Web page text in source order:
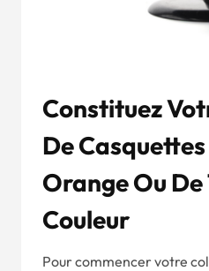
Constituez
De
Orange Ou
Couleur
Pour commencer votre